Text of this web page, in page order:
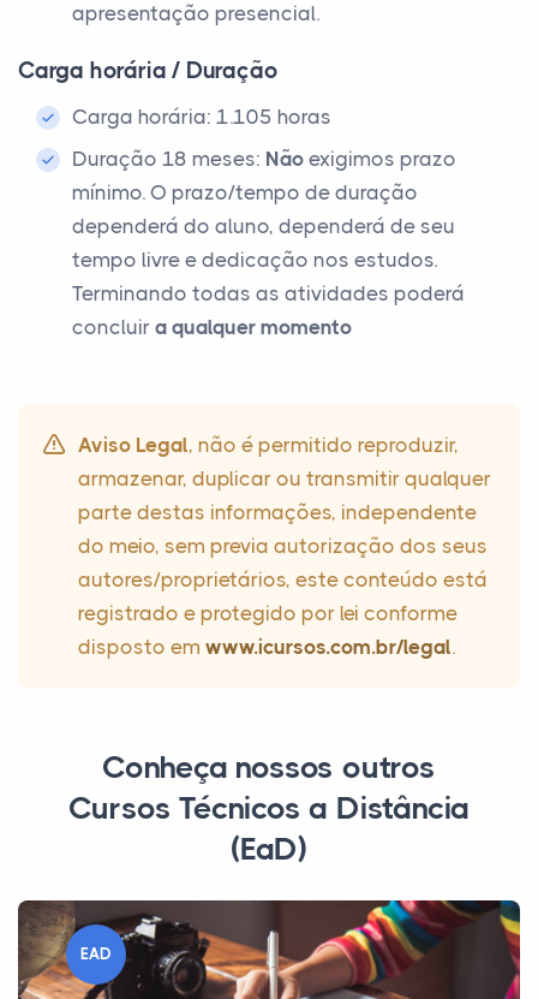
apresentação presencial.
Carga horária / Duração
Carga horária: 1.105 horas
Duração 18 meses: Não exigimos prazo
mínimo. O prazo/tempo de duração
dependerá do aluno, dependerá de seu
tempo livre e dedicação nos estudos.
Terminando todas as atividades poderá
concluir a qualquer momento
Aviso Legal, não é permitido reproduzir,
armazenar, duplicar ou transmitir qualquer
parte destas informações, independente
do meio, sem previa autorização dos seus
autores/proprietários, este conteúdo está
registrado e protegido por lei conforme
disposto em www.icursos.com.br/legal.
Conheça nossos outros
Cursos Técnicos a Distância
(EaD)
EAD